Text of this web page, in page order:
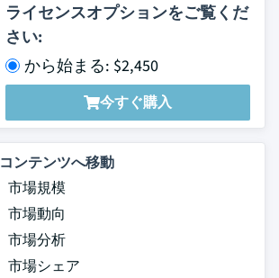
ライセンスオプションをご覧くだ
さい:
から始まる: $2,450
今すぐ購入
コンテンツへ移動
市場規模
市場動向
市場分析
市場シェア